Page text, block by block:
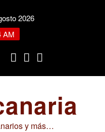
2026
AM
y más…